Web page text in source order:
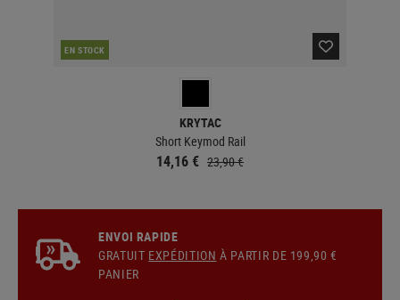
EN STOCK
KRYTAC
Short Keymod Rail
14,16 € 23,90 €
ENVOI RAPIDE
GRATUIT EXPÉDITION À PARTIR DE 199,90 €
PANIER